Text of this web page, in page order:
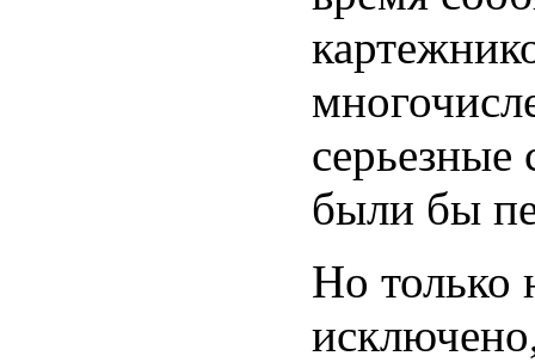
были бы
Но только